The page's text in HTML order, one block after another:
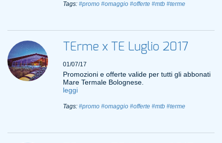
Tags: #promo #omaggio #offerte #mtb #terme
TErme x TE Luglio 2017
01/07/17
Promozioni e offerte valide per tutti gli abbonati
Mare Termale Bolognese.
leggi
Tags: #promo #omaggio #offerte #mtb #terme